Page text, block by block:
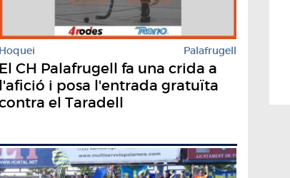
Hoquei Palafrugell
El CH Palafrugell fa una crida a
l'afició i posa l'entrada gratuïta
el Taradell